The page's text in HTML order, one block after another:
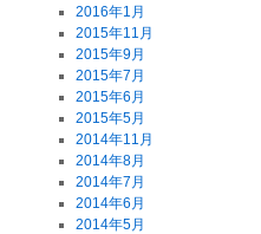
2016年1月
2015年11月
2015年9月
2015年7月
2015年6月
2015年5月
2014年11月
2014年8月
2014年7月
2014年6月
2014年5月